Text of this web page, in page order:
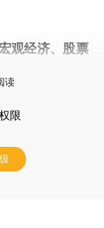
观经济、股票
读
限